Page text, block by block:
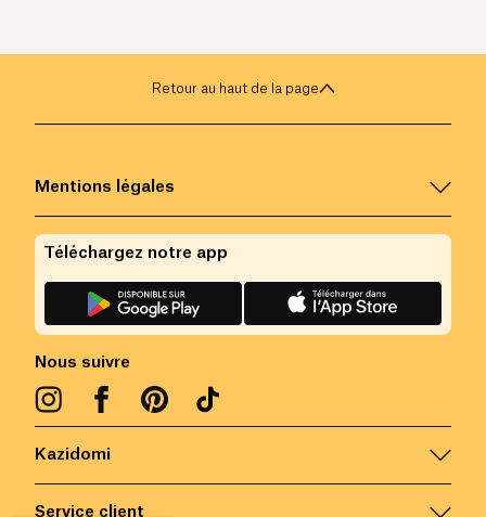
Retour au haut de la page
Kazidomi
Service client
Mentions légales
Nous suivre
Téléchargez notre app